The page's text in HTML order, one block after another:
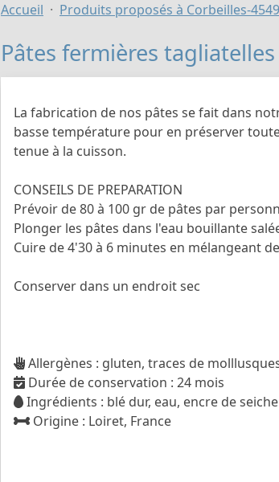
Accueil Produits proposés à Corbeilles-
Pâtes fermières
La fabrication de nos pâtes se fait dans
basse température pour en préserver
tenue à la cuisson.
CONSEILS DE PREPARATION
Prévoir de 80 à 100 gr de pâtes par
Plonger les pâtes dans l'eau bouillante
Cuire de 4'30 à 6 minutes en mélangeant
Conserver dans un endroit sec
Allergènes : gluten, traces de
Durée de conservation : 24 mois
Ingrédients : blé dur, eau, encre de seiche
Origine : Loiret, France